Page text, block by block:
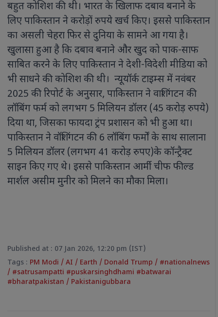
बहुत कोशिश की थी। भारत के खिलाफ दबाव बनाने के
लिए पाकिस्तान ने करोड़ों रुपये खर्च किए। इससे पाकिस्तान
का असली चेहरा फिर से दुनिया के सामने आ गया है।
खुलासा हुआ है कि दबाव बनाने और खुद को पाक-साफ
साबित करने के लिए पाकिस्तान ने देशी-विदेशी मीडिया को
भी साधने की कोशिश की थी। न्यूयॉर्क टाइम्स में नवंबर
2025 की रिपोर्ट के अनुसार, पाकिस्तान ने वाशिंगटन की
लॉबिंग फर्म को लगभग 5 मिलियन डॉलर (45 करोड़ रुपये)
दिया था, जिसका फायदा ट्रंप प्रशासन को भी हुआ था।
पाकिस्तान ने वॉशिंगटन की 6 लॉबिंग फर्मों के साथ सालाना
5 मिलियन डॉलर (लगभग 41 करोड़ रुपए)के कॉन्ट्रैक्ट
साइन किए गए थे। इससे पाकिस्तान आर्मी चीफ फील्ड
मार्शल असीम मुनीर को मिलने का मौका मिला।
Published at : 07 Jan 2026, 12:20 pm (IST)
Tags : PM Modi / AI / Earth / Donald Trump / #nationalnews
/ #satrusampatti #puskarsinghdhami #batwarai
#bharatpakistan / Pakistanigubbara